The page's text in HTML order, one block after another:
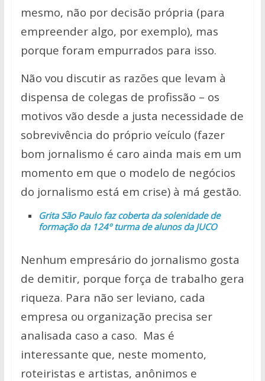
mesmo, não por decisão própria (para
empreender algo, por exemplo), mas
porque foram empurrados para isso.
Não vou discutir as razões que levam à
dispensa de colegas de profissão – os
motivos vão desde a justa necessidade de
sobrevivência do próprio veículo (fazer
bom jornalismo é caro ainda mais em um
momento em que o modelo de negócios
do jornalismo está em crise) à má gestão.
Grita São Paulo faz coberta da solenidade de
formação da 124º turma de alunos da JUCO
Nenhum empresário do jornalismo gosta
de demitir, porque força de trabalho gera
riqueza. Para não ser leviano, cada
empresa ou organização precisa ser
analisada caso a caso. Mas é
interessante que, neste momento,
roteiristas e artistas, anônimos e